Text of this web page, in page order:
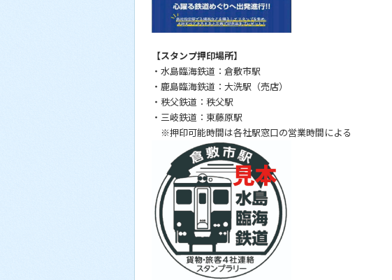
【スタンプ押印場所】
・水島臨海鉄道：倉敷市駅
・鹿島臨海鉄道：大洗駅（売店）
・秩父鉄道：秩父駅
・三岐鉄道：東藤原駅
※押印可能時間は各社駅窓口の営業時間による